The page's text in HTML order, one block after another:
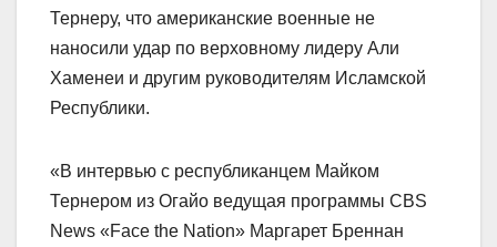
Тернеру, что американские военные не
наносили удар по верховному лидеру Али
Хаменеи и другим руководителям Исламской
Республики.
«В интервью с республиканцем Майком
Тернером из Огайо ведущая программы CBS
News «Face the Nation» Маргарет Бреннан